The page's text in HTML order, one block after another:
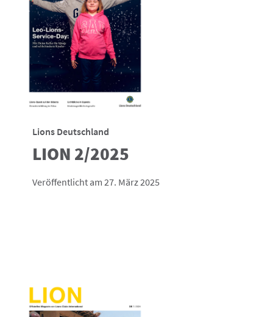
Lions Deutschland
LION 2/2025
Veröffentlicht am 27. März 2025